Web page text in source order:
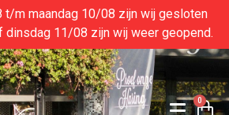
t/m maandag 10/08 zijn wij gesloten
dinsdag 11/08 zijn wij weer geopend.
0